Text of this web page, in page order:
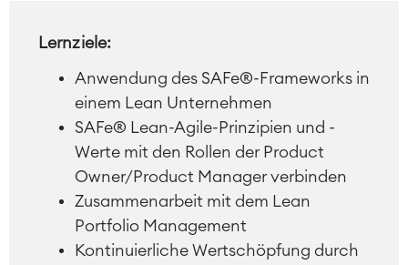
Lernziele:
Anwendung des SAFe®-Frameworks in
einem Lean Unternehmen
SAFe® Lean-Agile-Prinzipien und -
Werte mit den Rollen der Product
Owner/Product Manager verbinden
Zusammenarbeit mit dem Lean
Portfolio Management
Kontinuierliche Wertschöpfung durch